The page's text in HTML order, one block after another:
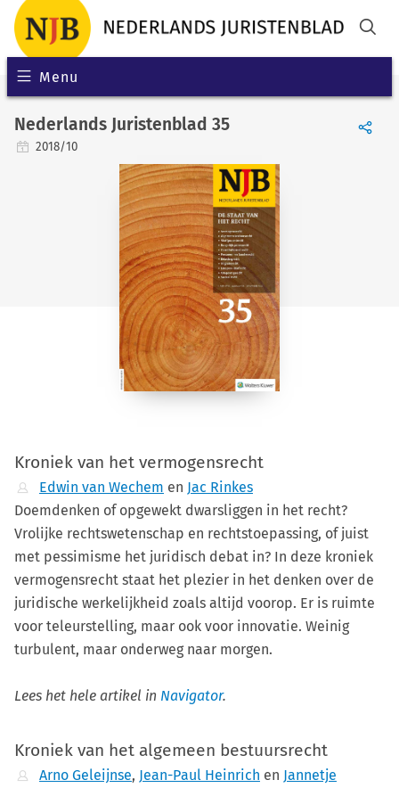
Menu
Nederlands Juristenblad 35
2018/10
Kroniek van het vermogensrecht
Edwin van Wechem en Jac Rinkes
Doemdenken of opgewekt dwarsliggen in het recht?
Vrolijke rechtswetenschap en rechtstoepassing, of juist
met pessimisme het juridisch debat in? In deze kroniek
vermogensrecht staat het plezier in het denken over de
juridische werkelijkheid zoals altijd voorop. Er is ruimte
voor teleurstelling, maar ook voor innovatie. Weinig
turbulent, maar onderweg naar morgen.
Lees het hele artikel in Navigator.
Kroniek van het algemeen bestuursrecht
Arno Geleijnse, Jean-Paul Heinrich en Jannetje